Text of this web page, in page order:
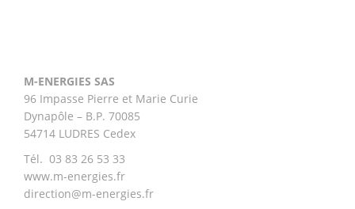
M-ENERGIES SAS
96 Impasse Pierre et Marie Curie
Dynapôle – B.P. 70085
54714 LUDRES Cedex
Tél. 03 83 26 53 33
www.m-energies.fr
direction@m-energies.fr